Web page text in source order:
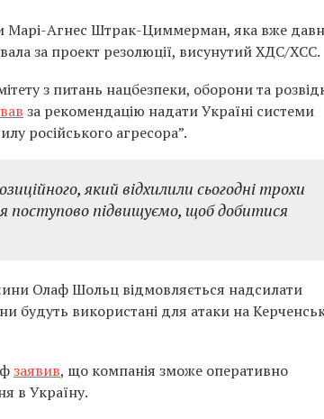
Марі-Агнес Штрак-Циммерман, яка вже
за проект резолюції, висунутий ХДС/ХСС.
з питань нацбезпеки, оборони та
за рекомендацію надати Україні системи
російського агресора”.
який відхилили сьогодні трохи
поступово підвищуємо, щоб добитися
Олаф Шольц відмовляється надсилати
будуть використані для атаки на
заявив, що компанія зможе оперативно
в Україну.